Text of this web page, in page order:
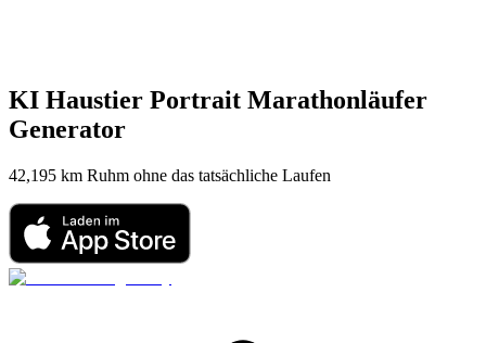
KI Haustier Portrait Marathonläufer
Generator
42,195 km Ruhm ohne das tatsächliche Laufen